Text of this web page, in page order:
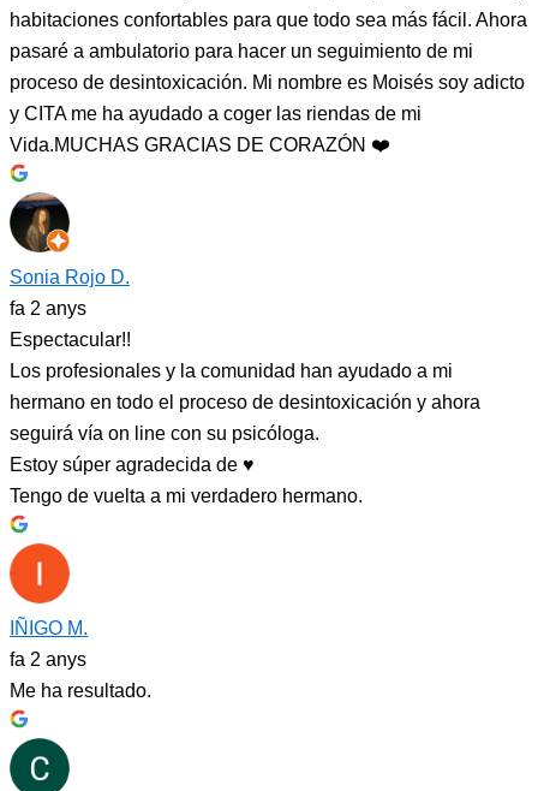
habitaciones confortables para que todo sea más fácil. Ahora
pasaré a ambulatorio para hacer un seguimiento de mi
proceso de desintoxicación. Mi nombre es Moisés soy adicto
y CITA me ha ayudado a coger las riendas de mi
Vida.MUCHAS GRACIAS DE CORAZÓN ❤️
Sonia Rojo D.
fa 2 anys
Espectacular!!
Los profesionales y la comunidad han ayudado a mi
hermano en todo el proceso de desintoxicación y ahora
seguirá vía on line con su psicóloga.
Estoy súper agradecida de ♥️
Tengo de vuelta a mi verdadero hermano.
IÑIGO M.
fa 2 anys
Me ha resultado.